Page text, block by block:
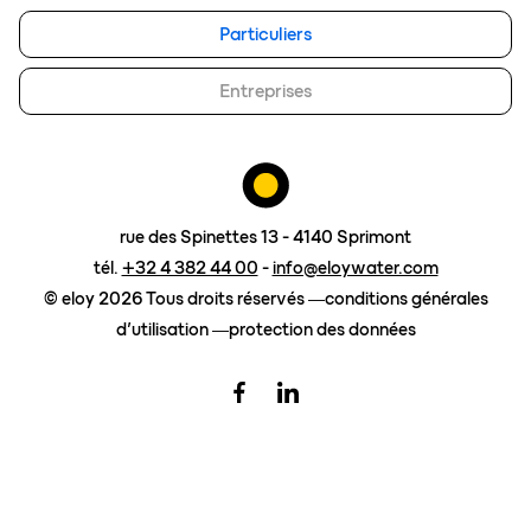
eloy group
travailler chez eloy
Contact
demander un devis
Surcharge gasoil
Particuliers
Entreprises
rue des Spinettes 13 - 4140 Sprimont
tél. +32 4 382 44 00 -info@eloywater.com
© eloy 2026 Tous droits réservés
conditions générales
d’utilisation
protection des données